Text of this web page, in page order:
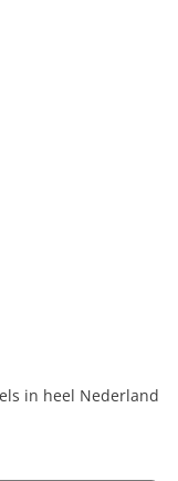
in heel Nederland